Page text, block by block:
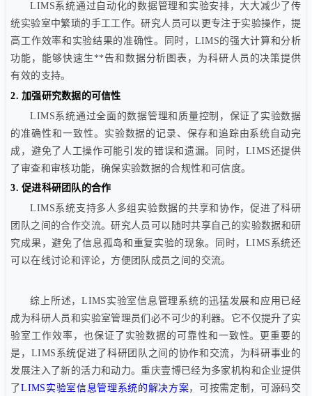
LIMS系统通过自动化的数据管理和实验安排，大大减少了传
统实验室中繁琐的手工工作。研究人员可以更专注于实验操作，提
高工作效率和实验结果的准确性。同时， LIMS的强大计算和分析
功能，能够快速生 **告和数据分析图表，为科研人员的决策提供
有效的支持。
2.加强研究数据的可信性
LIMS系统通过全面的数据管理和质量控制，保证了实验数据
的准确性和一致性。实验数据的记录、保存和追踪由系统自动完
成，避免了人工操作可能引发的错误和遗漏。同时，LIMS还提供
了审查和审核功能，确保实验数据的合规性和可信度。
3.促进科研团队的合作
LIMS系统支持多人多组实验数据的共享和协作，促进了科研
团队之间的合作交流。研究人员可以随时共享自己的实验数据和研
究成果，避免了信息孤岛和重复实验的现象。同时，LIMS系统还
可以在线讨论和评论，方便团队成员之间的交流。
综上所述，LIMS实验室信息管理系统的迅猛发展和应用已经
成为科研人员和实验室管理员们必不可少的利器。它不仅提升了实
验室工作效率，也保证了实验数据的可靠性和一致性。更重要的
是，LIMS系统促进了科研团队之间的协作和交流，为科研事业的
发展注入了新的活力和动力。重庆壹博已经为多家机构和企业提供
了LIMS实验室信息管理系统的解决方案，可按需定制，可源码交